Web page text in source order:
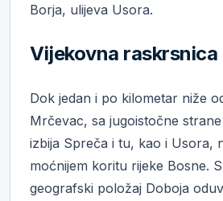
Borja, ulijeva Usora.
Vijekovna
Dok jedan i po kilometar niže
Mrčevac, sa jugoistočne
izbija Spreča i tu, kao i Usora,
moćnijem koritu rijeke Bosne.
geografski položaj Doboja